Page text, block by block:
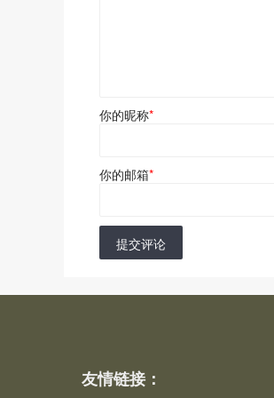
你的昵称*
你的邮箱*
提交评论
友情链接：